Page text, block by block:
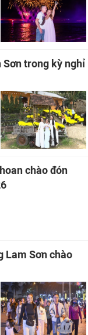
Sơn trong kỳ nghỉ
chào đón
Lam Sơn chào